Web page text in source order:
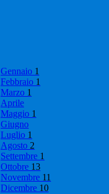
Gennaio 1
Febbraio 1
Marzo 1
Aprile
Maggio 1
Giugno
Luglio 1
Agosto 2
Settembre 1
Ottobre 13
Novembre 11
Dicembre 10